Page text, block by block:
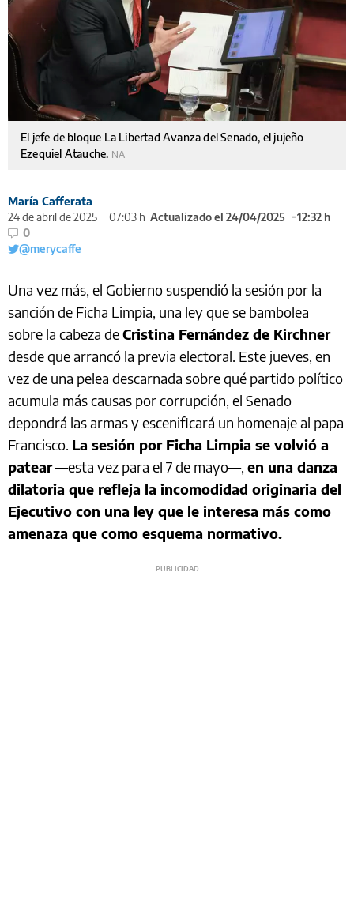
El jefe de bloque La Libertad Avanza del Senado, el jujeño
Ezequiel Atauche. NA
María Cafferata
24 de abril de 2025
07:03 h Actualizado el 24/04/2025
12:32 h
0
@merycaffe
Una vez más, el Gobierno suspendió la sesión por la
sanción de Ficha Limpia, una ley que se bambolea
sobre la cabeza deCristina Fernández de Kirchner
desde que arrancó la previa electoral. Este jueves, en
vez de una pelea descarnada sobre qué partido político
acumula más causas por corrupción, el Senado
depondrá las armas y escenificará un homenaje al papa
Francisco. La sesión por Ficha Limpia se volvió a
patear—esta vez para el 7 de mayo—, en una danza
dilatoria que refleja la incomodidad originaria del
Ejecutivo con una ley que le interesa más como
amenaza que como esquema normativo.